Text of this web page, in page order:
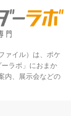
ァイル）は、ポケ
ラボ」におまか
内、展示会などの